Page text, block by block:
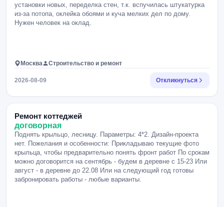
установки новых, переделка стен, т.к. вспучилась штукатурка
из-за потопа, оклейка обоями и куча мелких дел по дому.
Нужен человек на оклад.
Москва Строительство и ремонт
2026-08-09 Откликнуться
Ремонт коттеджей
договорная
Поднять крыльцо, лесницу. Параметры: 4*2. Дизайн-проекта
нет. Пожелания и особенности: Прикладываю текущие фото
крыльца, чтобы предварительно понять фронт работ По срокам
можно договорится на сентябрь - будем в деревне с 15-23 Или
август - в деревне до 22.08 Или на следующий год готовы
забронировать работы - любые варианты.